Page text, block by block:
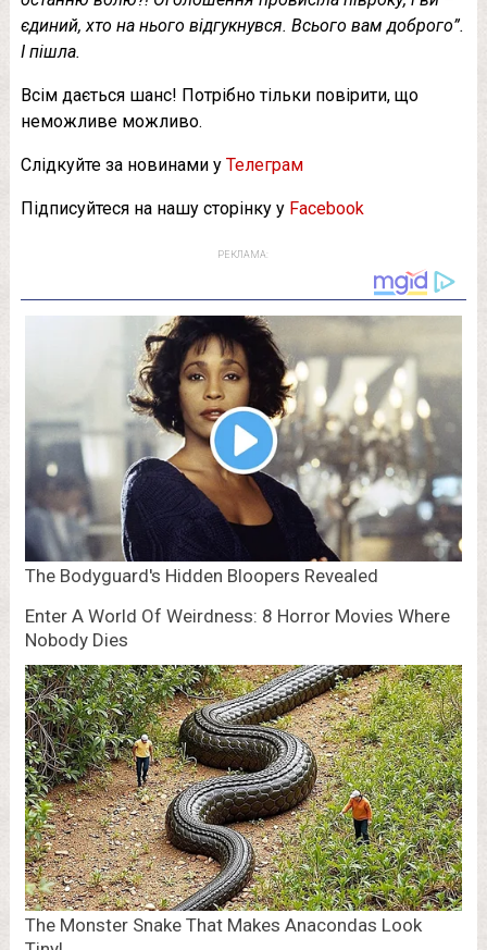
єдиний, хто на нього відгукнувся. Всього вам доброго”.
І пішла.
Всім дається шанс! Потрібно тільки повірити, що
неможливе можливо.
Слідкуйте за новинами у Телеграм
Підписуйтеся на нашу сторінку у Facebook
РЕКЛАМА: